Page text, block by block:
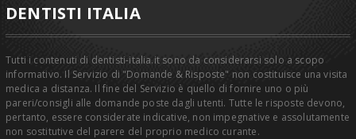
DENTISTI ITALIA
Tutti i contenuti di dentisti-italia.it sono da considerarsi solo a scopo
informativo. Il Servizio di "Domande & Risposte" non costituisce una visita
medica a distanza. Il fine del Servizio è quello di fornire uno o più
pareri/consigli alle domande poste dagli utenti. Tutte le risposte devono,
pertanto, essere considerate indicative, non impegnative e assolutamente
non sostitutive del parere del proprio medico curante.